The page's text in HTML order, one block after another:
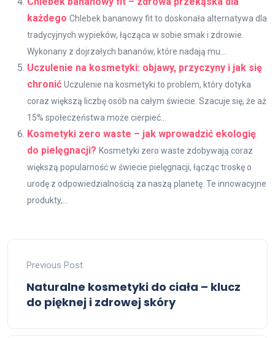
każdego Chlebek bananowy fit to doskonała alternatywa dla
tradycyjnych wypieków, łącząca w sobie smak i zdrowie.
Wykonany z dojrzałych bananów, które nadają mu...
Uczulenie na kosmetyki: objawy, przyczyny i jak się
chronić Uczulenie na kosmetyki to problem, który dotyka
coraz większą liczbę osób na całym świecie. Szacuje się, że aż
15% społeczeństwa może cierpieć...
Kosmetyki zero waste – jak wprowadzić ekologię
do pielęgnacji? Kosmetyki zero waste zdobywają coraz
większą popularność w świecie pielęgnacji, łącząc troskę o
urodę z odpowiedzialnością za naszą planetę. Te innowacyjne
produkty,...
Previous Post
Naturalne kosmetyki do ciała – klucz
do pięknej i zdrowej skóry